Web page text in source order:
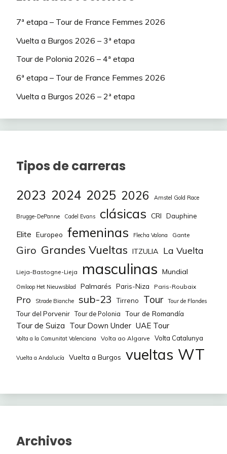
7ª etapa – Tour de France Femmes 2026
Vuelta a Burgos 2026 – 3ª etapa
Tour de Polonia 2026 – 4ª etapa
6ª etapa – Tour de France Femmes 2026
Vuelta a Burgos 2026 – 2ª etapa
Tipos de carreras
2023 2024 2025 2026 Amstel Gold Race
Brugge-DePanne Cadel Evans clásicas CRI Dauphine
Elite Europeo femeninas Flecha Valona Gante
Giro Grandes Vueltas ITZULIA La Vuelta
Lieja-Bastogne-Lieja masculinas Mundial
Omloop Het Nieuwsblad Palmarés Paris-Niza Paris-Roubaix
Pro Strade Bianche sub-23 Tirreno Tour Tour de Flandes
Tour del Porvenir Tour de Polonia Tour de Romandía
Tour de Suiza Tour Down Under UAE Tour
Volta a la Comunitat Valenciana Volta ao Algarve Volta Catalunya
Vuelta a Andalucía Vuelta a Burgos vueltas WT
Archivos